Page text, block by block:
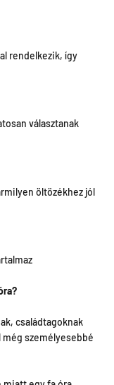
rendelkezik, így
választanak
öltözékhez jól
családtagoknak
még személyesebbé